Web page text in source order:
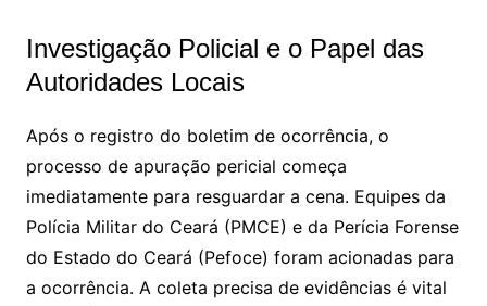
Investigação Policial e o Papel das
Autoridades Locais
Após o registro do boletim de ocorrência, o
processo de apuração pericial começa
imediatamente para resguardar a cena. Equipes da
Polícia Militar do Ceará (PMCE) e da Perícia Forense
do Estado do Ceará (Pefoce) foram acionadas para
a ocorrência. A coleta precisa de evidências é vital